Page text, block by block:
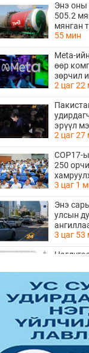
Энэ оны
505.2
мянган
55 мин
Meta-
өөр
зөрчил
2 цаг 22
эрүүл
2 цаг 27
COP17-
250
3 цаг 1
Энэ
улсын
3 цаг 53
хааж,
хөндлөн
3 цаг 54
“Туул
3 цаг 56